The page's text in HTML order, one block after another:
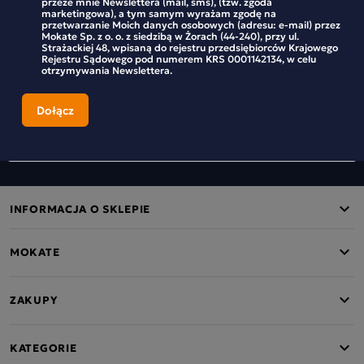
temat aktualnych promocji, nowości i wydarzeń Sklepu
internetowego Mokate E-com Sp.zo.o. w postaci otrzymywania
przeze mnie Newslettera (mail, sms), (tzw. zgoda marketingowa), a
tym samym wyrażam zgodę na przetwarzanie Moich danych
osobowych (adresu: e-mail) przez Mokate Sp. z o. o. z siedzibą w
Żorach (44-240), przy ul. Strażackiej 48, wpisaną do rejestru
przedsiębiorców Krajowego Rejestru Sądowego pod numerem KRS
INFORMACJA O SKLEPIE
MOKATE
ZAKUPY
KATEGORIE
marketingowa), a tym samym wyrażam zgodę na
przetwarzanie Moich danych osobowych (adresu: e-mail) przez
Mokate Sp. z o. o. z siedzibą w Żorach (44-240), przy ul.
Strażackiej 48, wpisaną do rejestru przedsiębiorców Krajowego
Rejestru Sądowego pod numerem KRS 0001142134, w celu
otrzymywania Newslettera.